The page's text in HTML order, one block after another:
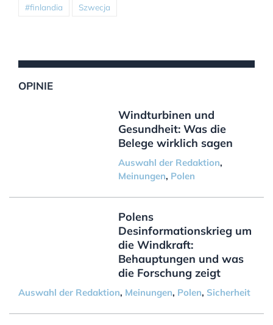
#finlandia Szwecja
OPINIE
Windturbinen und
Gesundheit: Was die
Belege wirklich sagen
Auswahl der Redaktion,
Meinungen, Polen
Polens
Desinformationskrieg um
die Windkraft:
Behauptungen und was
die Forschung zeigt
Auswahl der Redaktion, Meinungen, Polen, Sicherheit